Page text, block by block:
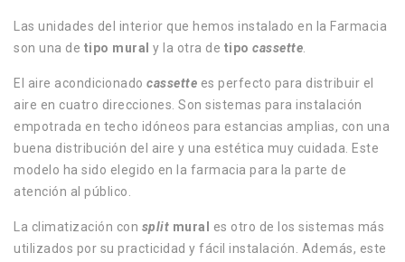
Las unidades del interior que hemos instalado en la Farmacia
son una de tipo mural y la otra de tipo cassette
El aire acondicionado cassette es perfecto para distribuir el
aire en cuatro direcciones. Son sistemas para instalación
empotrada en techo idóneos para estancias amplias, con una
buena distribución del aire y una estética muy cuidada. Este
modelo ha sido elegido en la farmacia para la parte de
atención al público.
La climatización con split mural
es otro de los sistemas más
utilizados por su practicidad y fácil instalación. Además, este